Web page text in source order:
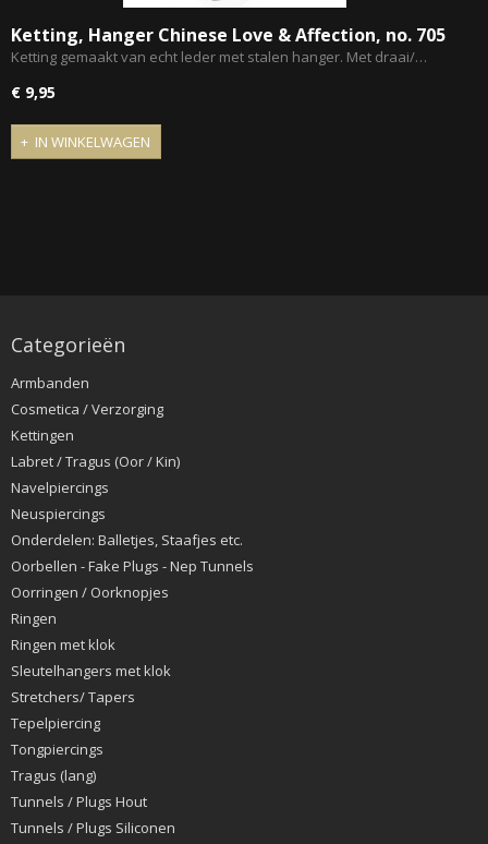
Ketting, Hanger Chinese Love & Affection, no. 705
Ketting gemaakt van echt leder met stalen hanger. Met draai/…
€ 9,95
IN WINKELWAGEN
Categorieën
Armbanden
Cosmetica / Verzorging
Kettingen
Labret / Tragus (Oor / Kin)
Navelpiercings
Neuspiercings
Onderdelen: Balletjes, Staafjes etc.
Oorbellen - Fake Plugs - Nep Tunnels
Oorringen / Oorknopjes
Ringen
Ringen met klok
Sleutelhangers met klok
Stretchers/ Tapers
Tepelpiercing
Tongpiercings
Tragus (lang)
Tunnels / Plugs Hout
Tunnels / Plugs Siliconen